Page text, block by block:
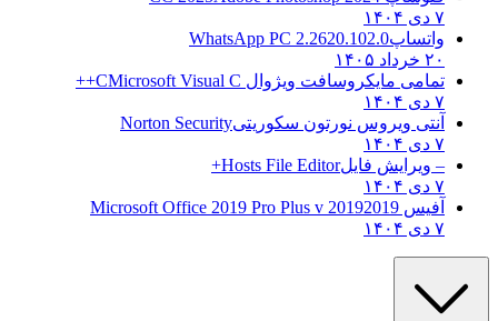
۷ دی ۱۴۰۴
واتساپWhatsApp PC 2.2620.102.0
۲۰ خرداد ۱۴۰۵
تمامی مایکروسافت ویژوال C Microsoft Visual C++
۷ دی ۱۴۰۴
آنتی ویروس نورتون سکوریتیNorton Security
۷ دی ۱۴۰۴
– ویرایش فایلHosts File Editor+
۷ دی ۱۴۰۴
آفیس 2019 2019 Microsoft Office 2019 Pro Plus v
۷ دی ۱۴۰۴